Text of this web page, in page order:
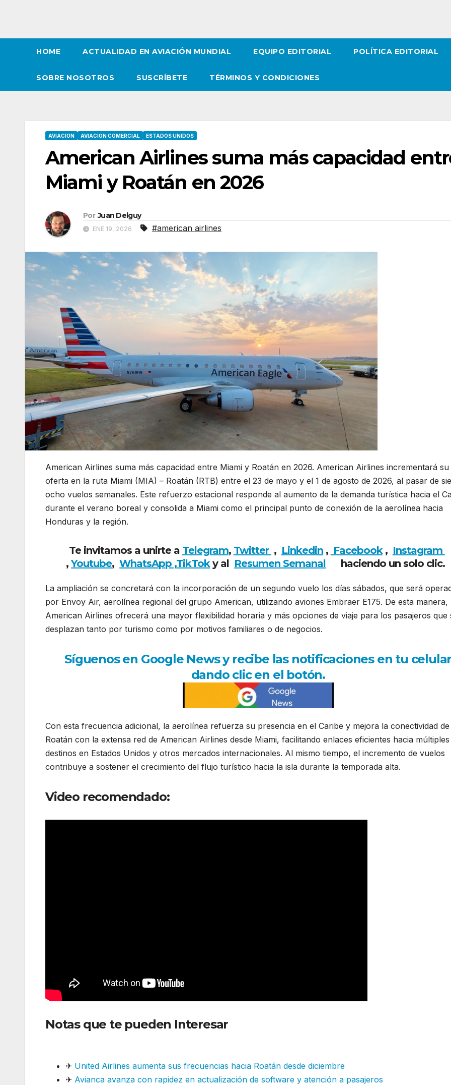
HOME ACTUALIDAD EN AVIACIÓN MUNDIAL EQUIPO EDITORIAL POLÍTICA EDITORIAL
SOBRE NOSOTROS SUSCRÍBETE TÉRMINOS Y CONDICIONES
AVIACION AVIACION COMERCIAL ESTADOS UNIDOS
American Airlines suma más capacidad
Miami y Roatán en 2026
Por Juan Delguy
ENE 19, 2026 #american airlines
American Airlines suma más capacidad entre Miami y Roatán en 2026. American Airlines incrementará su
oferta en la ruta Miami (MIA) – Roatán (RTB) entre el 23 de mayo y el 1 de agosto de 2026, al pasar de
ocho vuelos semanales. Este refuerzo estacional responde al aumento de la demanda turística hacia el
durante el verano boreal y consolida a Miami como el principal punto de conexión de la aerolínea hacia
Honduras y la región.
Te invitamos a unirte a Telegram, Twitter , Linkedin, Facebook, Instagram
,Youtube,WhatsApp ,TikToky al Resumen Semanal haciendo un solo clic.
La ampliación se concretará con la incorporación de un segundo vuelo los días sábados, que será
por Envoy Air, aerolínea regional del grupo American, utilizando aviones Embraer E175. De esta manera,
American Airlines ofrecerá una mayor flexibilidad horaria y más opciones de viaje para los pasajeros que
desplazan tanto por turismo como por motivos familiares o de negocios.
Síguenos en Google News y recibe las notificaciones en tu
dando clic en el botón.
Con esta frecuencia adicional, la aerolínea refuerza su presencia en el Caribe y mejora la conectividad de
Roatán con la extensa red de American Airlines desde Miami, facilitando enlaces eficientes hacia múltiples
destinos en Estados Unidos y otros mercados internacionales. Al mismo tiempo, el incremento de vuelos
contribuye a sostener el crecimiento del flujo turístico hacia la isla durante la temporada alta.
Video recomendado:
Notas que te pueden Interesar
✈ United Airlines aumenta sus frecuencias hacia Roatán desde diciembre
✈ Avianca avanza con rapidez en actualización de software y atención a pasajeros